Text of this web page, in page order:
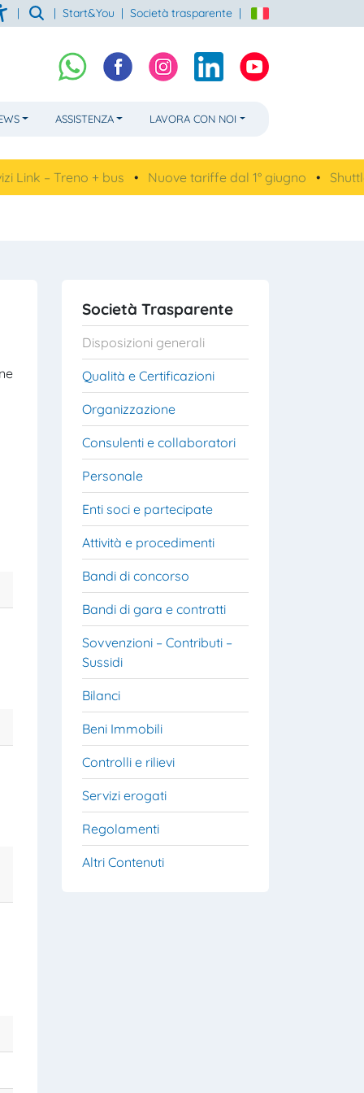
| | Start&You | Società trasparente |
ASSISTENZA LAVORA CON NOI
– Treno + bus • Nuove tariffe dal 1° giugno •
Società Trasparente
Disposizioni generali
Qualità e Certificazioni
Organizzazione
Consulenti e collaboratori
Personale
Enti soci e partecipate
Attività e procedimenti
Bandi di concorso
Bandi di gara e contratti
Sovvenzioni – Contributi –
Sussidi
Bilanci
Beni Immobili
Controlli e rilievi
Servizi erogati
Regolamenti
Altri Contenuti